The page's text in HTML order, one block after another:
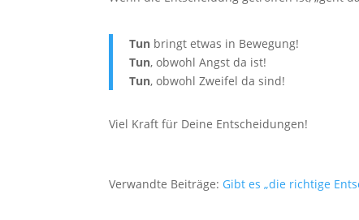
Tun bringt etwas in Bewegung!
Tun, obwohl Angst da ist!
Tun, obwohl Zweifel da sind!
Viel Kraft für Deine Entscheidungen!
Verwandte Beiträge: Gibt es „die richtige